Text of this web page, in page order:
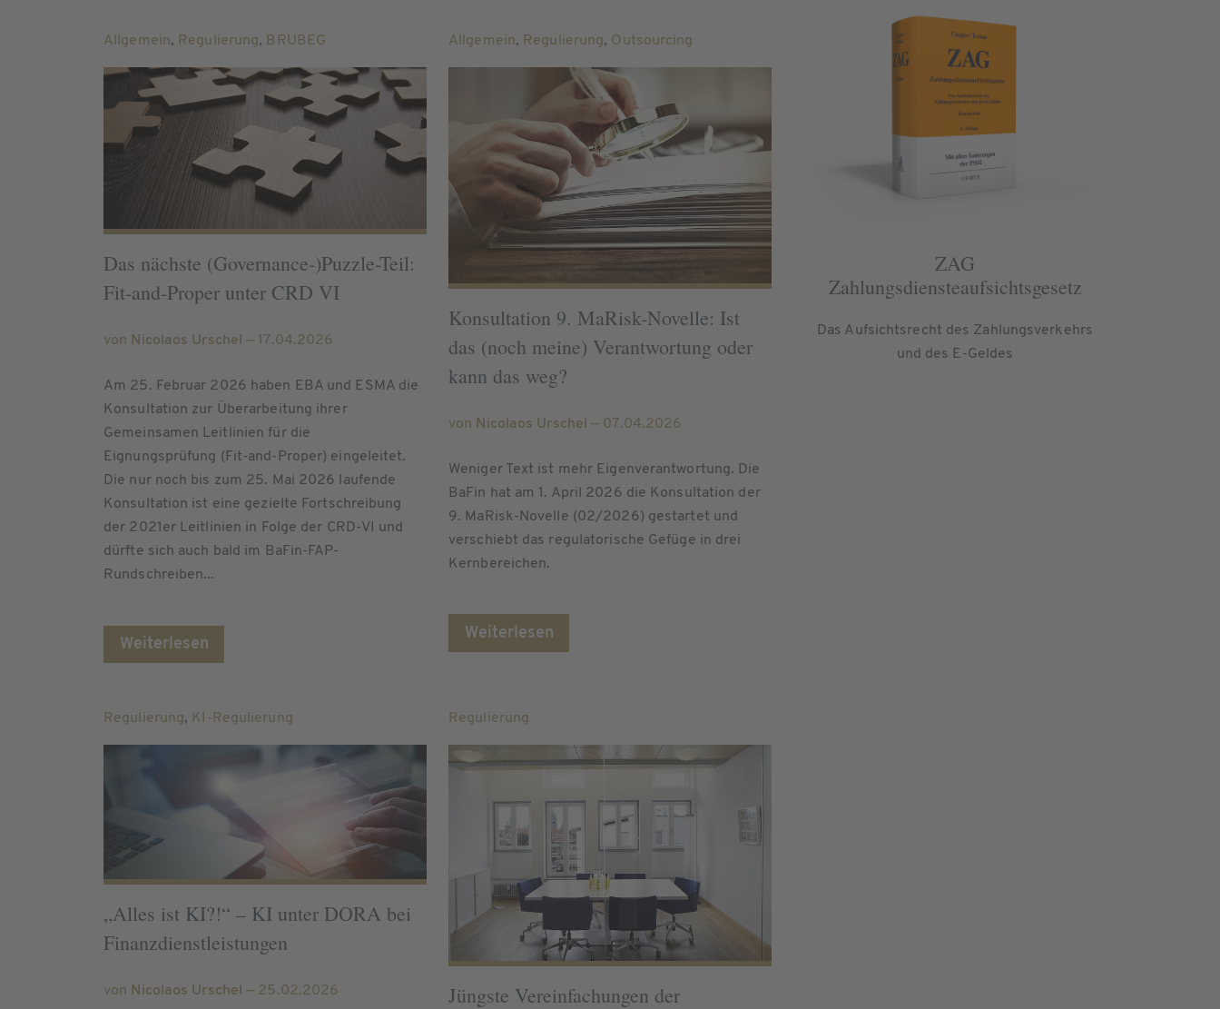
Allgemein, Regulierung, BRUBEG
Das nächste (Governance-)Puzzle-Teil:
Fit-and-Proper unter CRD VI
von Nicolaos Urschel — 17.04.2026
Am 25. Februar 2026 haben EBA und ESMA die
Konsultation zur Überarbeitung ihrer
Gemeinsamen Leitlinien für die
Eignungsprüfung (Fit-and-Proper) eingeleitet.
Die nur noch bis zum 25. Mai 2026 laufende
Konsultation ist eine gezielte Fortschreibung
der 2021er Leitlinien in Folge der CRD-VI und
dürfte sich auch bald im BaFin-FAP-
Rundschreiben...
Weiterlesen
Allgemein, Regulierung, Outsourcing
Konsultation 9. MaRisk-Novelle: Ist
das (noch meine) Verantwortung oder
kann das weg?
von Nicolaos Urschel — 07.04.2026
Weniger Text ist mehr Eigenverantwortung. Die
BaFin hat am 1. April 2026 die Konsultation der
9. MaRisk-Novelle (02/2026) gestartet und
verschiebt das regulatorische Gefüge in drei
Kernbereichen.
Weiterlesen
Regulierung, KI-Regulierung
„Alles ist KI?!“ – KI unter DORA bei
Finanzdienstleistungen
von Nicolaos Urschel — 25.02.2026
Regulierung
Jüngste Vereinfachungen der
ZAG
Zahlungsdiensteaufsichtsgesetz
Das Aufsichtsrecht des Zahlungsverkehrs
und des E-Geldes